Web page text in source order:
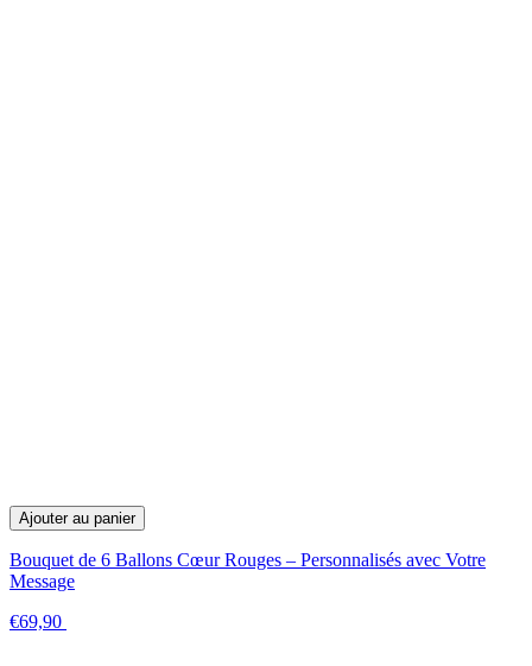
Ajouter au panier
Bouquet de 6 Ballons Cœur Rouges – Personnalisés avec Votre
Message
€69,90